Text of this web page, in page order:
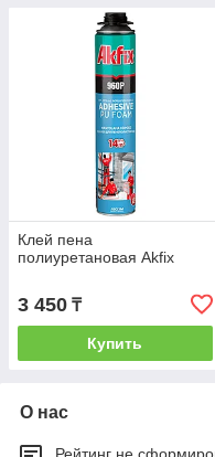
Клей пена
полиуретановая Akfix
3 450 ₸
Купить
О нас